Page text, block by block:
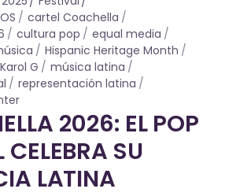
cartel Coachella
cultura pop
equal media
Hispanic Heritage Month
Karol G
música latina
representación latina
2026: EL POP
CELEBRA SU
LATINA